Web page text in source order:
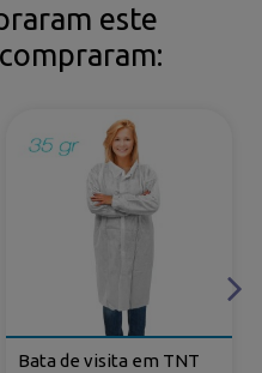
este
Bata de visita em TNT